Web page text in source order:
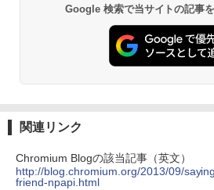
Google 検索で当サイトの記事
関連リンク
Chromium Blogの該当記事（英文）
http://blog.chromium.org/2013/09/
friend-npapi.html